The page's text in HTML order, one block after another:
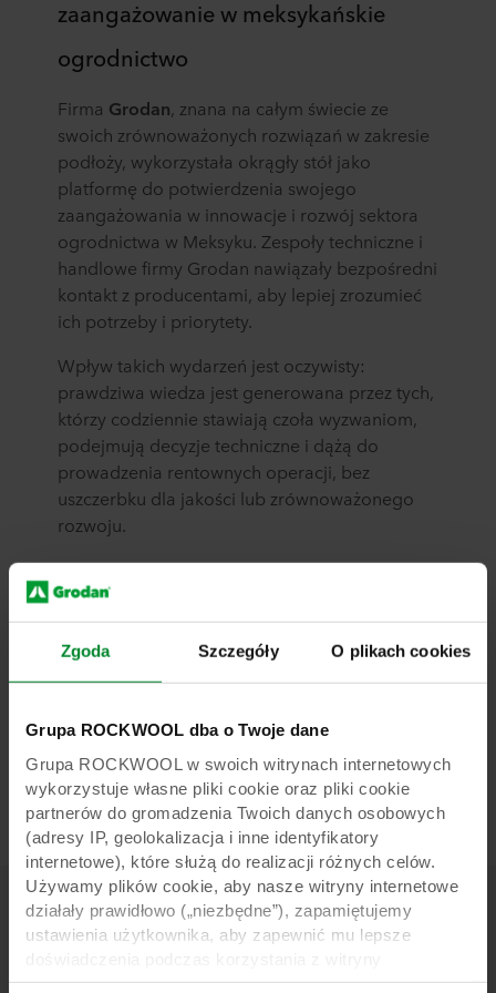
Zgoda Szczegóły O plikach cookies
Grupa ROCKWOOL dba o Twoje dane
Grupa ROCKWOOL w swoich witrynach internetowych
wykorzystuje własne pliki cookie oraz pliki cookie
partnerów do gromadzenia Twoich danych osobowych
(adresy IP, geolokalizacja i inne identyfikatory
internetowe), które służą do realizacji różnych celów.
Używamy plików cookie, aby nasze witryny internetowe
działały prawidłowo („niezbędne”), zapamiętujemy
ustawienia użytkownika, aby zapewnić mu lepsze
(„funkcjonalne”), analizujemy jego zachowanie w celu
zaangażowanie w meksykańskie
ogrodnictwo
Firma Grodan, znana na całym świecie ze
swoich zrównoważonych rozwiązań w zakresie
podłoży, wykorzystała okrągły stół jako
platformę do potwierdzenia swojego
zaangażowania w innowacje i rozwój sektora
ogrodnictwa w Meksyku. Zespoły techniczne i
handlowe firmy Grodan nawiązały bezpośredni
kontakt z producentami, aby lepiej zrozumieć
ich potrzeby i priorytety.
Wpływ takich wydarzeń jest oczywisty:
prawdziwa wiedza jest generowana przez tych,
którzy codziennie stawiają czoła wyzwaniom,
podejmują decyzje techniczne i dążą do
prowadzenia rentownych operacji, bez
uszczerbku dla jakości lub zrównoważonego
rozwoju.
uczestników, Grodan planuje zorganizować
kolejne edycje
okrągłego stołu Designed to
prowadzenia meksykańskiego ogrodnictwa w
kierunku bardziej wydajnego,
zrównoważonego rozwoju i zjednoczonej
przyszłości.
Więcej informacji